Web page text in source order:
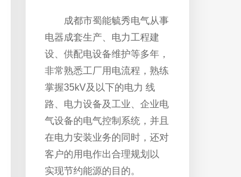
成都市蜀能毓秀电气从事
电器成套生产、电力工程建
设、供配电设备维护等多年，
非常熟悉工厂用电流程，熟练
掌握35kV及以下的电力 线
路、电力设备及工业、企业电
气设备的电气控制系统，并且
在电力安装业务的同时，还对
客户的用电作出合理规划以
实现节约能源的目的。